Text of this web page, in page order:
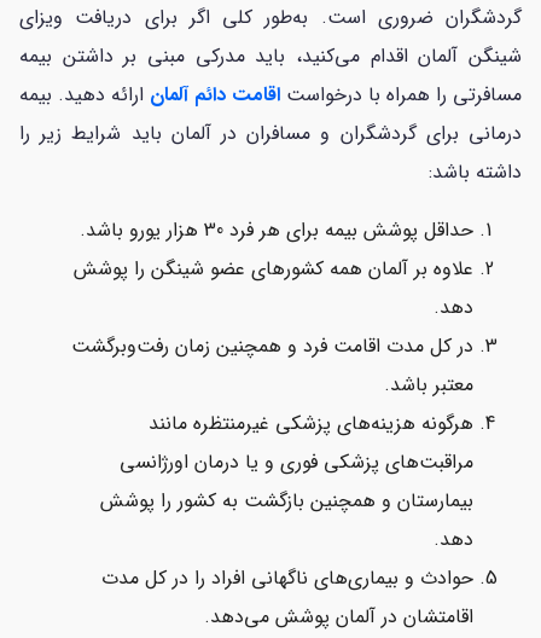
گردشگران ضروری است. به‌طور کلی اگر برای دریافت ویزای
شینگن آلمان اقدام می‌کنید، باید مدرکی مبنی بر داشتن بیمه
مسافرتی را همراه با درخواست اقامت دائم آلمان ارائه دهید. بیمه
درمانی برای گردشگران و مسافران در آلمان باید شرایط زیر را
داشته باشد:
حداقل پوشش بیمه برای هر فرد 30 هزار یورو باشد.
علاوه بر آلمان همه کشورهای عضو شینگن را پوشش
دهد.
در کل مدت اقامت فرد و همچنین زمان رفت‌وبرگشت
معتبر باشد.
هرگونه هزینه‌های پزشکی غیرمنتظره مانند
مراقبت‌های پزشکی فوری و یا درمان اورژانسی
بیمارستان و همچنین بازگشت به کشور را پوشش
دهد.
حوادث و بیماری‌های ناگهانی افراد را در کل مدت
اقامتشان در آلمان پوشش می‌دهد.